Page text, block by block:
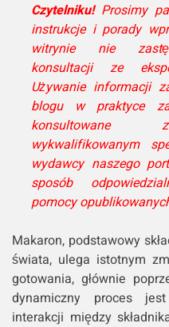
Czytelniku!Prosimy
instrukcje i porady
witrynie nie
konsultacji ze
Używanie informacji
blogu w praktyce
konsultowane
wykwalifikowanym
wydawcy naszego
sposób
pomocy
Makaron, podstawowy
świata, ulega istotnym
gotowania, głównie
dynamiczny proces
interakcji między